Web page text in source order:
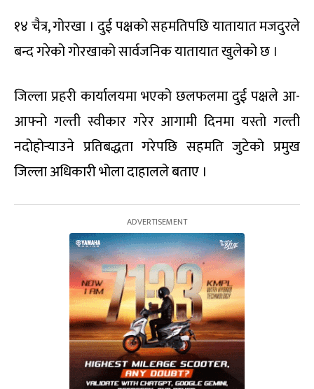
१४ चैत्र, गोरखा । दुई पक्षको सहमतिपछि यातायात मजदुरले
बन्द गरेको गोरखाको सार्वजनिक यातायात खुलेको छ ।
जिल्ला प्रहरी कार्यालयमा भएको छलफलमा दुई पक्षले आ-
आफ्नो गल्ती स्वीकार गरेर आगामी दिनमा यस्ताे गल्ती
नदोहोर्‍याउने प्रतिबद्धता गरेपछि सहमति जुटेको प्रमुख
जिल्ला अधिकारी भोला दाहालले बताए ।